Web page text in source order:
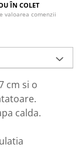
ÎN COLET
valoarea comenzii
cm si o
calda.